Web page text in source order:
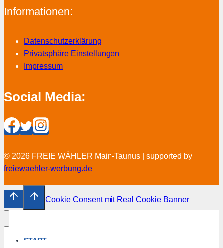
Informationen:
Datenschutzerklärung
Privatsphäre Einstellungen
Impressum
Social Media:
© 2026 FREIE WÄHLER Main-Taunus | supported by
freiewaehler-werbung.de
Cookie Consent mit Real Cookie Banner
START